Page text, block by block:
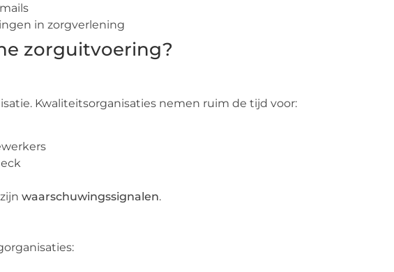
in zorgverlening
zorguitvoering?
Kwaliteitsorganisaties nemen ruim de tijd voor:
waarschuwingssignalen.